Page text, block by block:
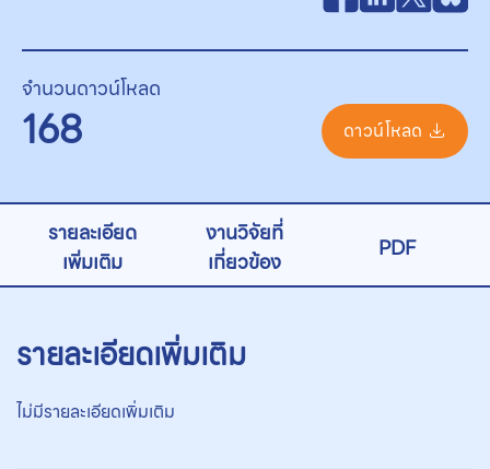
จำนวนดาวน์โหลด
168 ดาวน์โหลด
รายละเอียด
เพิ่มเติม
งานวิจัยที่
เกี่ยวข้อง
PDF
รายละเอียดเพิ่มเติม
ไม่มีรายละเอียดเพิ่มเติม